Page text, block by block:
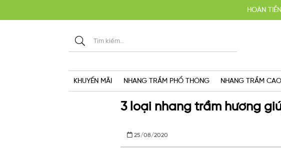
HOÀN
KHUYẾN MÃI MUA 2
KHUYẾN MÃI NHANG TRẦM PHỔ THÔNG NHANG TRẦM
3 loại nhang trầm hương
25/08/2020